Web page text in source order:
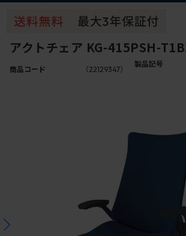
アクトチェア KG-415PSH-
商品コード （22129347）
製品記号